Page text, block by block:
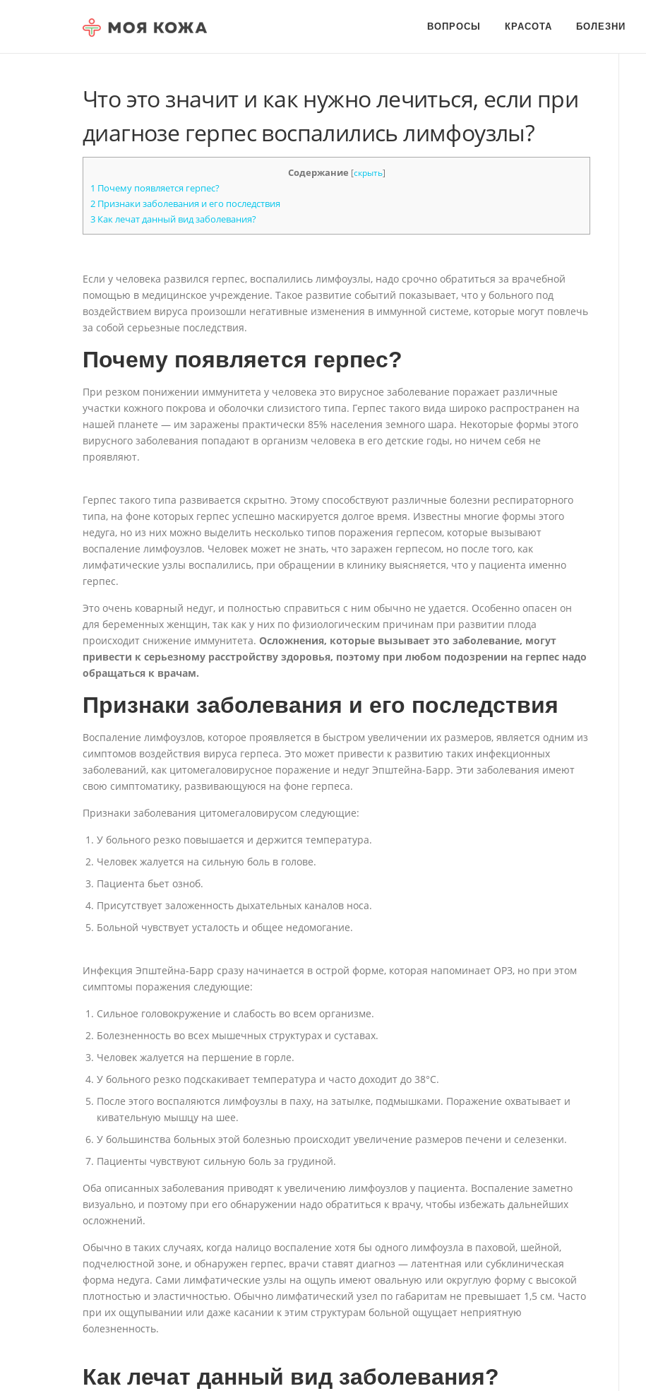
ВОПРОСЫ КРАСОТА БОЛЕЗНИ
Что это значит и как нужно лечиться, если при
диагнозе герпес воспалились лимфоузлы?
Содержание [скрыть]
1 Почему появляется герпес?
2 Признаки заболевания и его последствия
3 Как лечат данный вид заболевания?
Если у человека развился герпес, воспалились лимфоузлы, надо срочно обратиться за врачебной
помощью в медицинское учреждение. Такое развитие событий показывает, что у больного под
воздействием вируса произошли негативные изменения в иммунной системе, которые могут повлечь
за собой серьезные последствия.
Почему появляется герпес?
При резком понижении иммунитета у человека это вирусное заболевание поражает различные
участки кожного покрова и оболочки слизистого типа. Герпес такого вида широко распространен на
нашей планете — им заражены практически 85% населения земного шара. Некоторые формы этого
вирусного заболевания попадают в организм человека в его детские годы, но ничем себя не
проявляют.
Герпес такого типа развивается скрытно. Этому способствуют различные болезни респираторного
типа, на фоне которых герпес успешно маскируется долгое время. Известны многие формы этого
недуга, но из них можно выделить несколько типов поражения герпесом, которые вызывают
воспаление лимфоузлов. Человек может не знать, что заражен герпесом, но после того, как
лимфатические узлы воспалились, при обращении в клинику выясняется, что у пациента именно
герпес.
Это очень коварный недуг, и полностью справиться с ним обычно не удается. Особенно опасен он
для беременных женщин, так как у них по физиологическим причинам при развитии плода
происходит снижение иммунитета. Осложнения, которые вызывает это заболевание, могут
привести к серьезному расстройству здоровья, поэтому при любом подозрении на герпес надо
обращаться к врачам.
Признаки заболевания и его последствия
Воспаление лимфоузлов, которое проявляется в быстром увеличении их размеров, является одним из
симптомов воздействия вируса герпеса. Это может привести к развитию таких инфекционных
заболеваний, как цитомегаловирусное поражение и недуг Эпштейна-Барр. Эти заболевания имеют
свою симптоматику, развивающуюся на фоне герпеса.
Признаки заболевания цитомегаловирусом следующие:
У больного резко повышается и держится температура.
Человек жалуется на сильную боль в голове.
Пациента бьет озноб.
Присутствует заложенность дыхательных каналов носа.
Больной чувствует усталость и общее недомогание.
Инфекция Эпштейна-Барр сразу начинается в острой форме, которая напоминает ОРЗ, но при этом
симптомы поражения следующие:
Сильное головокружение и слабость во всем организме.
Болезненность во всех мышечных структурах и суставах.
Человек жалуется на першение в горле.
У больного резко подскакивает температура и часто доходит до 38°С.
После этого воспаляются лимфоузлы в паху, на затылке, подмышками. Поражение охватывает и
кивательную мышцу на шее.
У большинства больных этой болезнью происходит увеличение размеров печени и селезенки.
Пациенты чувствуют сильную боль за грудиной.
Оба описанных заболевания приводят к увеличению лимфоузлов у пациента. Воспаление заметно
визуально, и поэтому при его обнаружении надо обратиться к врачу, чтобы избежать дальнейших
осложнений.
Обычно в таких случаях, когда налицо воспаление хотя бы одного лимфоузла в паховой, шейной,
подчелюстной зоне, и обнаружен герпес, врачи ставят диагноз — латентная или субклиническая
форма недуга. Сами лимфатические узлы на ощупь имеют овальную или округлую форму с высокой
плотностью и эластичностью. Обычно лимфатический узел по габаритам не превышает 1,5 см. Часто
при их ощупывании или даже касании к этим структурам больной ощущает неприятную
болезненность.
Как лечат данный вид заболевания?